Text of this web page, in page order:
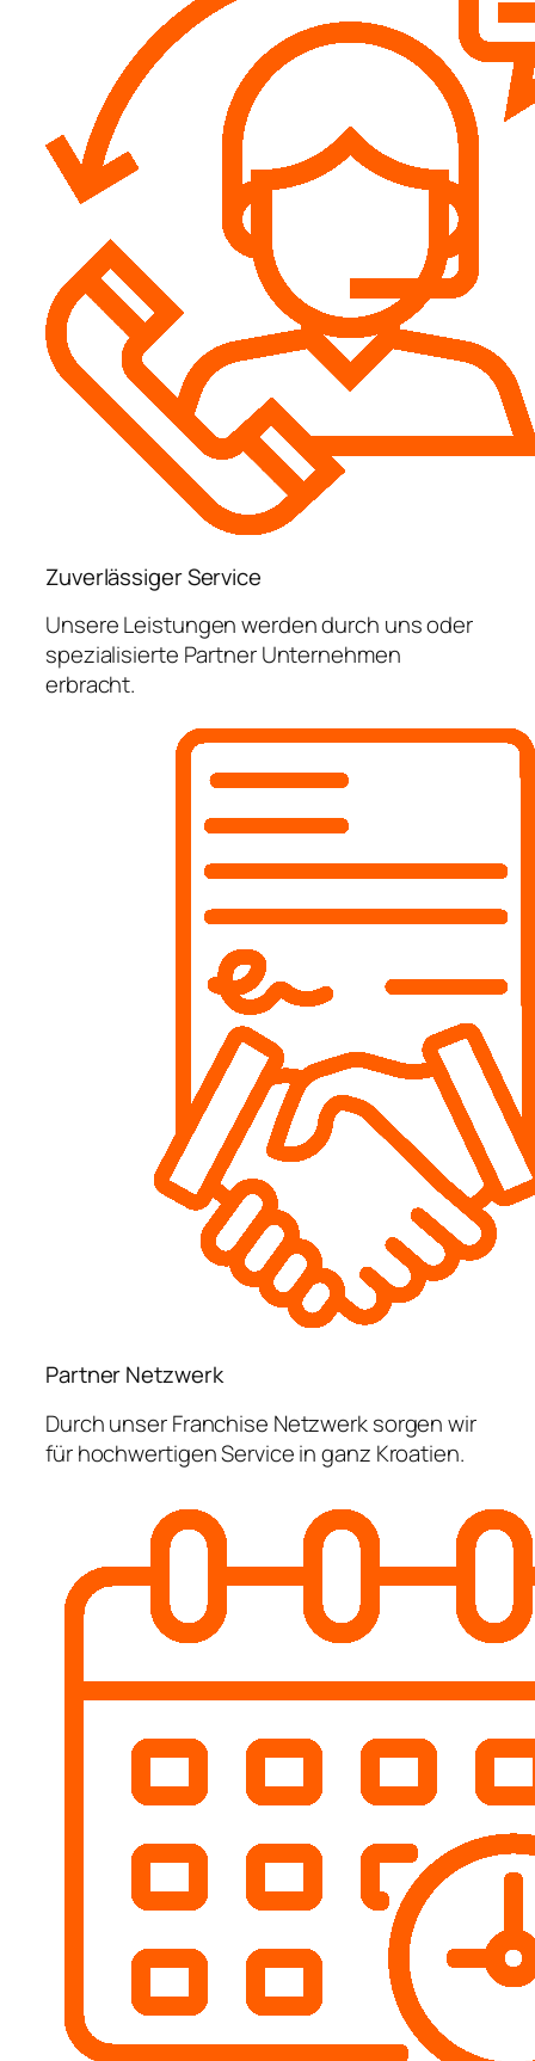
Zuverlässiger Service
Unsere Leistungen werden durch uns oder
spezialisierte Partner Unternehmen
erbracht.
Partner Netzwerk
Durch unser Franchise Netzwerk sorgen wir
für hochwertigen Service in ganz Kroatien.